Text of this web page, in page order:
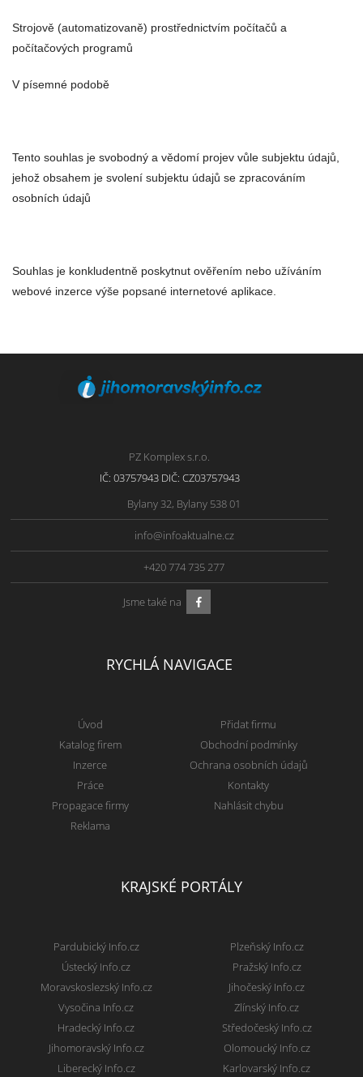
Strojově (automatizovaně) prostřednictvím počítačů a
počítačových programů
V písemné podobě
Tento souhlas je svobodný a vědomí projev vůle subjektu údajů,
jehož obsahem je svolení subjektu údajů se zpracováním
osobních údajů
Souhlas je konkludentně poskytnut ověřením nebo užíváním
webové inzerce výše popsané internetové aplikace.
PZ Komplex s.r.o.
IČ: 03757943 DIČ: CZ03757943
Bylany 32, Bylany 538 01
info@infoaktualne.cz
+420 774 735 277
Jsme také na
RYCHLÁ NAVIGACE
Úvod
Katalog firem
Inzerce
Práce
Propagace firmy
Reklama
Přidat firmu
Obchodní podmínky
Ochrana osobních údajů
Kontakty
Nahlásit chybu
KRAJSKÉ PORTÁLY
Pardubický Info.cz
Ústecký Info.cz
Moravskoslezský Info.cz
Vysočina Info.cz
Hradecký Info.cz
Jihomoravský Info.cz
Liberecký Info.cz
Plzeňský Info.cz
Pražský Info.cz
Jihočeský Info.cz
Zlínský Info.cz
Středočeský Info.cz
Olomoucký Info.cz
Karlovarský Info.cz